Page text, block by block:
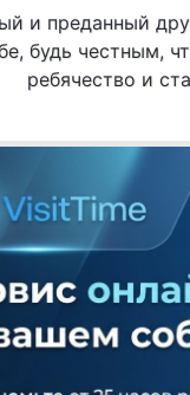
и преданный
будь честным,
ребячество и